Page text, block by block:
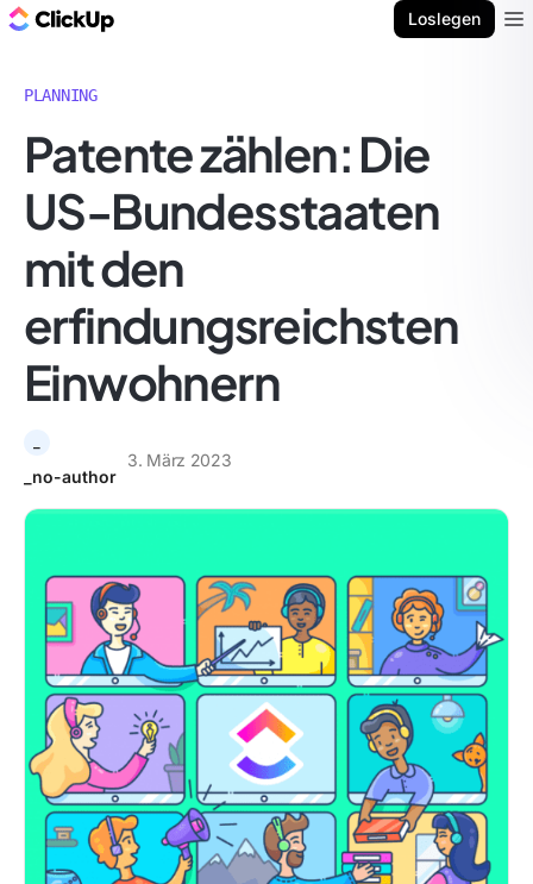
Loslegen
PLANNING
Patente zählen: Die
US-Bundesstaaten
mit den
erfindungsreichsten
Einwohnern
_no-author
3. März 2023